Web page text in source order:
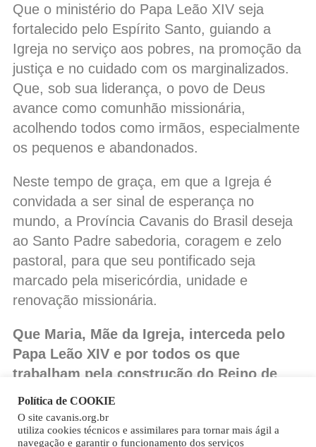
Que o ministério do Papa Leão XIV seja
fortalecido pelo Espírito Santo, guiando a
Igreja no serviço aos pobres, na promoção da
justiça e no cuidado com os marginalizados.
Que, sob sua liderança, o povo de Deus
avance como comunhão missionária,
acolhendo todos como irmãos, especialmente
os pequenos e abandonados.
Neste tempo de graça, em que a Igreja é
convidada a ser sinal de esperança no
mundo, a Província Cavanis do Brasil deseja
ao Santo Padre sabedoria, coragem e zelo
pastoral, para que seu pontificado seja
marcado pela misericórdia, unidade e
renovação missionária.
Que Maria, Mãe da Igreja, interceda pelo
Papa Leão XIV e por todos os que
trabalham pela construção do Reino de
Deus!
Copy
Política de COOKIE
O site cavanis.org.br
utiliza cookies técnicos e assimilares para tornar mais ágil a
navegação e garantir o funcionamento dos serviços